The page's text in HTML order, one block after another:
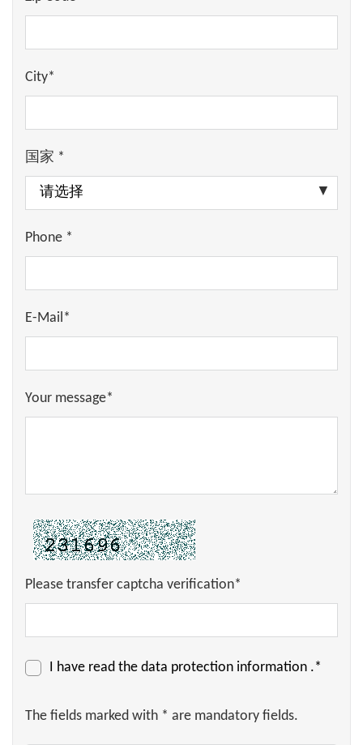
City*
国家 *
Phone *
E-Mail*
Your message*
Please transfer captcha verification*
I have read the data protection information .*
The fields marked with * are mandatory fields.